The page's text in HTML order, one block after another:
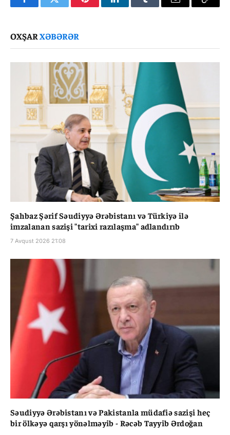
FacebookTwitter PinterestLinkedInTumblr Email
Copy
OXŞARXƏBƏRƏR
Şahbaz Şərif Səudiyyə Ərəbistanı və Türkiyə ilə
imzalanan sazişi "tarixi razılaşma" adlandırıb
7 Avqust 2026 21:08
Səudiyyə Ərəbistanı və Pakistanla müdafiə sazişi heç
bir ölkəyə qarşı yönəlməyib - Rəcəb Tayyib Ərdoğan